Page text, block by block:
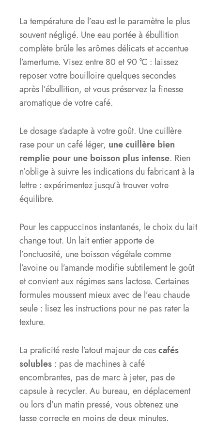
La température de l’eau est le paramètre le plus
souvent négligé. Une eau portée à ébullition
complète brûle les arômes délicats et accentue
l’amertume. Visez entre 80 et 90 °C : laissez
reposer votre bouilloire quelques secondes
après l’ébullition, et vous préservez la finesse
aromatique de votre café.
Le dosage s’adapte à votre goût. Une cuillère
rase pour un café léger, une cuillère bien
remplie pour une boisson plus intense. Rien
n’oblige à suivre les indications du fabricant à la
lettre : expérimentez jusqu’à trouver votre
équilibre.
Pour les cappuccinos instantanés, le choix du lait
change tout. Un lait entier apporte de
l’onctuosité, une boisson végétale comme
l’avoine ou l’amande modifie subtilement le goût
et convient aux régimes sans lactose. Certaines
formules moussent mieux avec de l’eau chaude
seule : lisez les instructions pour ne pas rater la
texture.
La praticité reste l’atout majeur de cescafés
solubles : pas de machines à café
encombrantes, pas de marc à jeter, pas de
capsule à recycler. Au bureau, en déplacement
ou lors d’un matin pressé, vous obtenez une
tasse correcte en moins de deux minutes.